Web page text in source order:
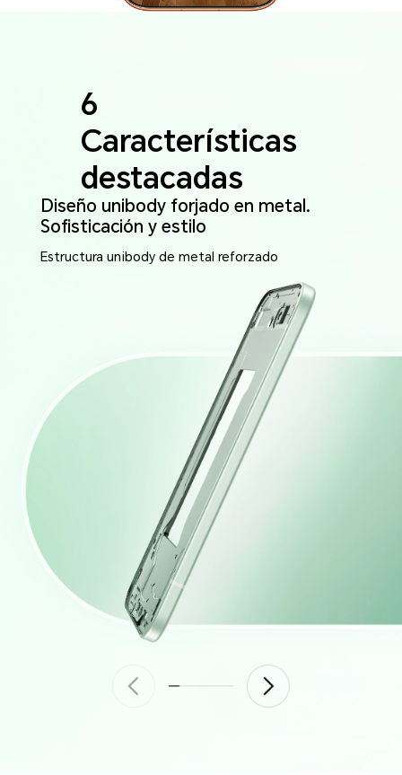
6
Características
destacadas
Diseño unibody forjado en metal.
Sofisticación y estilo
Estructura unibody de metal reforzado
3
5
8
10